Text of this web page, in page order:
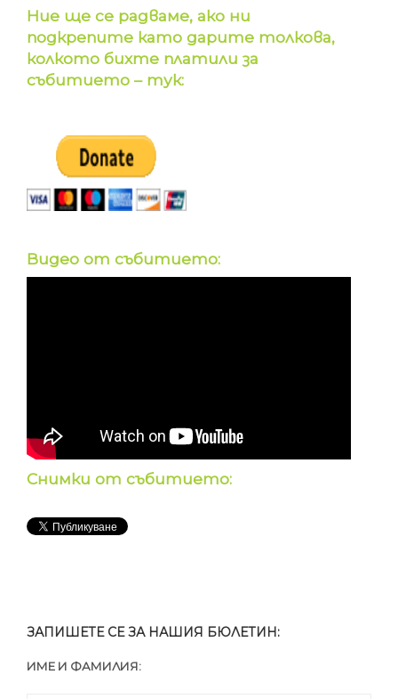
Ние ще се радваме, ако ни
подкрепите като дарите толкова,
колкото бихте платили за
събитието – тук:
Видео от събитието:
Снимки от събитието:
ЗАПИШЕТЕ СЕ ЗА НАШИЯ БЮЛЕТИН:
ИМЕ И ФАМИЛИЯ: